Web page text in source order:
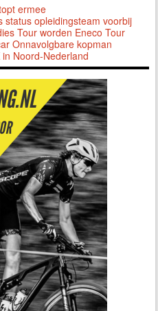
ermee
status opleidingsteam voorbij
Tour worden Eneco Tour
Onnavolgbare kopman
Noord-Nederland